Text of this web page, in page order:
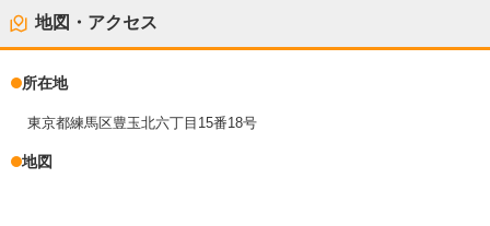
地図・アクセス
所在地
東京都練馬区豊玉北六丁目15番18号
地図